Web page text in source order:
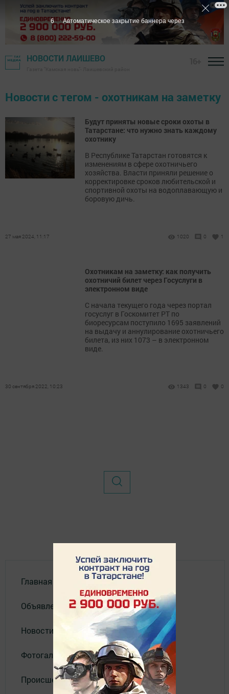
НОВОСТИ ЛАИШЕВО
Новости с тегом - охотникам на заметку
Будут приняты новые сроки охоты в
Татарстане: что нужно знать каждому
охотнику
В Республике Татарстан готовятся к
изменениям в сфере охотничьего
хозяйства. Власти приняли решение о
корректировке сроков любительской и
спортивной охоты на водоплавающую и
боровую дичь.
27 мая 2024, 11:17 1020 0 1
Охотникам на заметку: как получить
охотничий билет через Госуслуги в
электронном виде
​​​​​​​С начала текущего года через портал
госуслуг в Госкомитет РТ по
биоресурсам поступило 1695 заявлений
на выдачу и аннулирование охотничьего
билета, из них 1073 – в электронном
виде.
30 сентября 2022, 10:23 1343 0 0
Главная
Объявления
Новости
Фотогалерея
Происшествия
6 Автоматическое закрытие баннера через